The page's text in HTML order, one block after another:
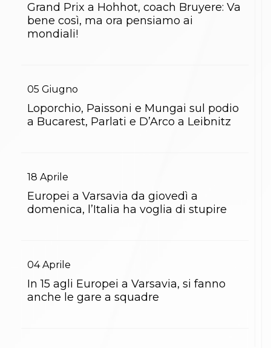
Grand Prix a Hohhot, coach Bruyere: Va
bene così, ma ora pensiamo ai
mondiali!
05 Giugno
Loporchio, Paissoni e Mungai sul podio
a Bucarest, Parlati e D’Arco a Leibnitz
18 Aprile
Europei a Varsavia da giovedì a
domenica, l’Italia ha voglia di stupire
04 Aprile
In 15 agli Europei a Varsavia, si fanno
anche le gare a squadre